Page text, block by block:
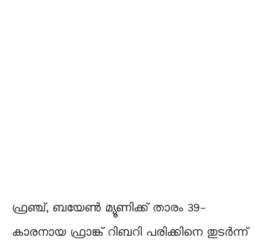
ഫ്രഞ്ച്, ബയേണ്‍ മ്യൂണിക്ക് താരം 39-
കാരനായ ഫ്രാങ്ക് റിബറി പരിക്കിനെ തുടർന്ന്